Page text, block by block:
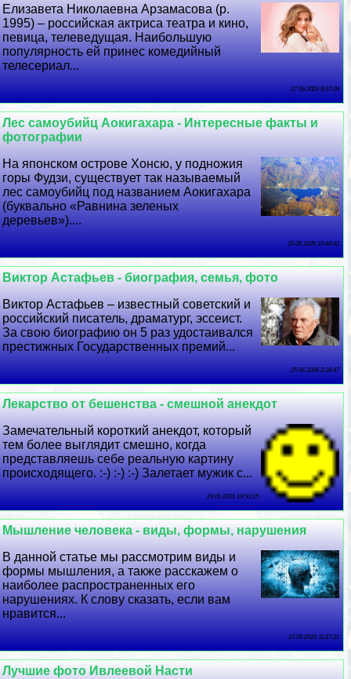
Елизавета Николаевна Арзамасова (р.
1995) – российская актриса театра и кино,
певица, телеведущая. Наибольшую
популярность ей принес комедийный
телесериал...
27 06 2026 8:57:28
Лес самоубийц Аокигахара - Интересные факты и
фотографии
На японском острове Хонсю, у подножия
горы Фудзи, существует так называемый
лес самоубийц под названием Аокигахара
(буквально «Равнина зеленых
деревьев»)....
26 06 2026 10:44:42
Виктор Астафьев - биография, семья, фото
Виктор Астафьев – известный советский и
российский писатель, драматург, эссеист.
За свою биографию он 5 раз удостаивался
престижных Государственных премий...
25 06 2026 2:38:47
Лекарство от бешенства - смешной анекдот
Замечательный короткий анекдот, который
тем более выглядит смешно, когда
представляешь себе реальную картину
происходящего. :-) :-) :-) Залетает мужик с...
24 06 2026 19:50:15
Мышление человека - виды, формы, нарушения
В данной статье мы рассмотрим виды и
формы мышления, а также расскажем о
наиболее распространенных его
нарушениях. К слову сказать, если вам
нравится...
23 06 2026 11:27:21
Лучшие фото Ивлеевой Насти